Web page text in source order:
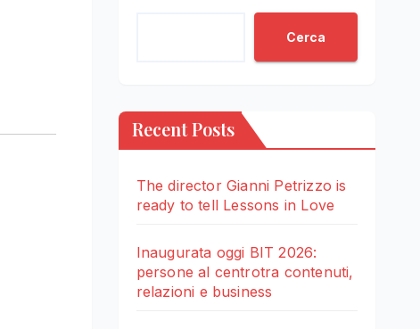
Cerca
Recent Posts
The director Gianni Petrizzo is
ready to tell Lessons in Love
Inaugurata oggi BIT 2026:
persone al centrotra contenuti,
relazioni e business